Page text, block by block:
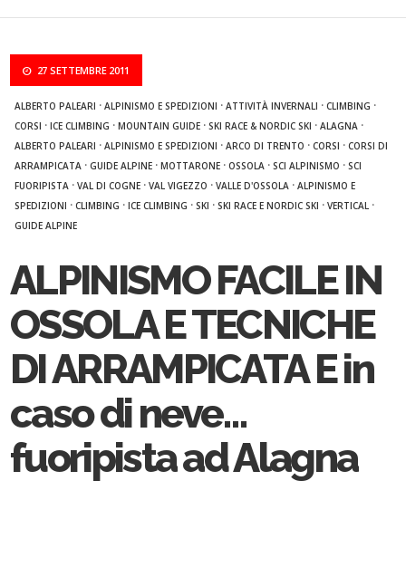
27 SETTEMBRE 2011
ALBERTO PALEARI ·ALPINISMO E SPEDIZIONI ·ATTIVITÀ INVERNALI ·CLIMBING ·
CORSI ·ICE CLIMBING ·MOUNTAIN GUIDE ·SKI RACE & NORDIC SKI ·ALAGNA ·
ALBERTO PALEARI ·ALPINISMO E SPEDIZIONI ·ARCO DI TRENTO ·CORSI ·CORSI DI
ARRAMPICATA ·GUIDE ALPINE ·MOTTARONE ·OSSOLA ·SCI ALPINISMO ·SCI
FUORIPISTA ·VAL DI COGNE ·VAL VIGEZZO ·VALLE D'OSSOLA ·ALPINISMO E
SPEDIZIONI ·CLIMBING ·ICE CLIMBING ·SKI ·SKI RACE E NORDIC SKI ·VERTICAL ·
GUIDE ALPINE
ALPINISMO FACILE IN
OSSOLA E TECNICHE
DI ARRAMPICATA E in
caso di neve…
fuoripista ad Alagna